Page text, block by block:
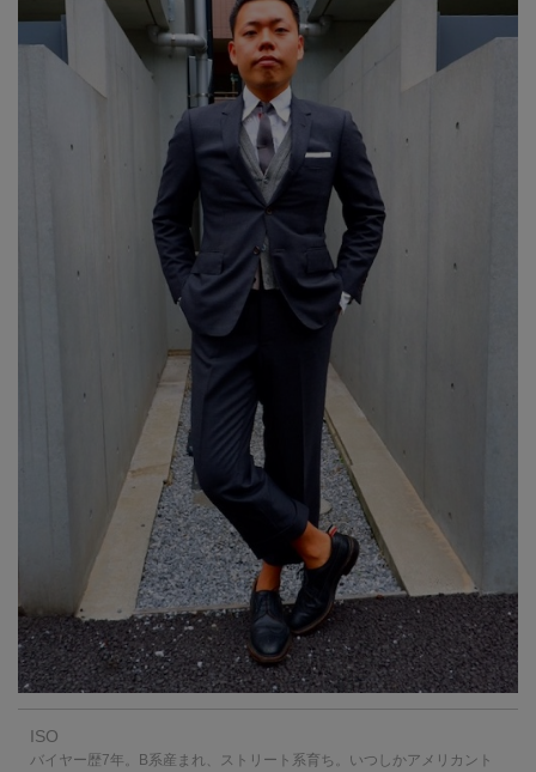
ISO
バイヤー歴7年。B系産まれ、ストリート系育ち。いつしかアメリカント